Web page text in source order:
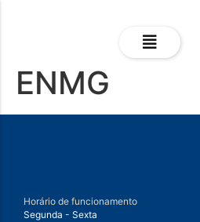
ENMG
Horário de funcionamento
Segunda - Sexta